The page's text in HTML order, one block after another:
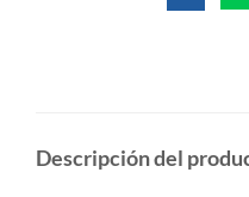
Descripción del